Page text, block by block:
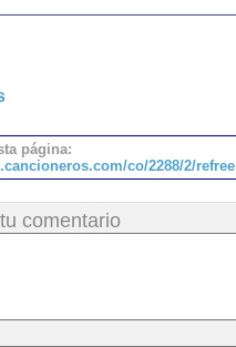
página:
co/2288/2/refree
comentario